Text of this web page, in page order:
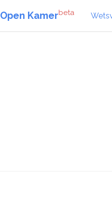
Open Kamerbeta